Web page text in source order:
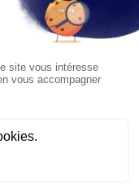
du pape Léon
sur KTO le
Argentine et
2026